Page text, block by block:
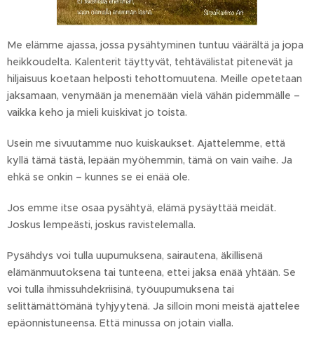
Me elämme ajassa, jossa pysähtyminen tuntuu väärältä ja jopa
heikkoudelta. Kalenterit täyttyvät, tehtävälistat pitenevät ja
hiljaisuus koetaan helposti tehottomuutena. Meille opetetaan
jaksamaan, venymään ja menemään vielä vähän pidemmälle –
vaikka keho ja mieli kuiskivat jo toista.
Usein me sivuutamme nuo kuiskaukset. Ajattelemme, että
kyllä tämä tästä, lepään myöhemmin, tämä on vain vaihe. Ja
ehkä se onkin – kunnes se ei enää ole.
Jos emme itse osaa pysähtyä, elämä pysäyttää meidät.
Joskus lempeästi, joskus ravistelemalla.
Pysähdys voi tulla uupumuksena, sairautena, äkillisenä
elämänmuutoksena tai tunteena, ettei jaksa enää yhtään. Se
voi tulla ihmissuhdekriisinä, työuupumuksena tai
selittämättömänä tyhjyytenä. Ja silloin moni meistä ajattelee
epäonnistuneensa. Että minussa on jotain vialla.